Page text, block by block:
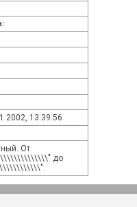
13:39:56
От
до